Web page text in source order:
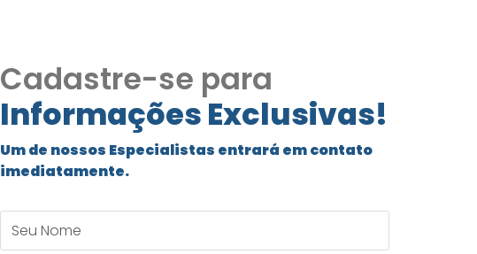
Cadastre-se para
Informações Exclusivas!
Um de nossos Especialistas entrará em contato
imediatamente.